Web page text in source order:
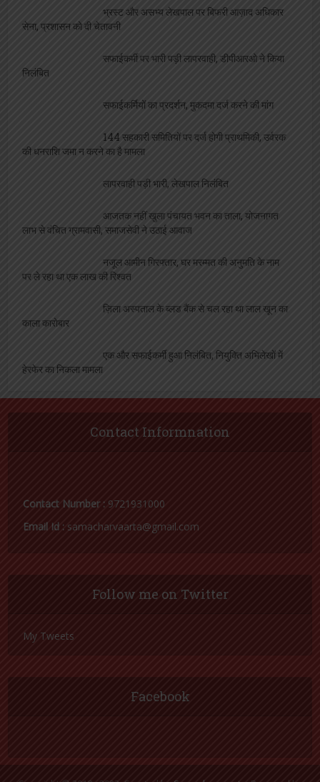
भ्रस्ट और असभ्य लेखपाल पर बिफरी आज़ाद अधिकार
सेना, प्रशासन को दी चेतावनी
सफाईकर्मी पर भारी पड़ी लापरवाही, डीपीआरओ ने किया
निलंबित
सफाईकर्मियों का प्रदर्शन, मुकदमा दर्ज करने की मांग
144 सहकारी समितियों पर दर्ज होगी प्राथमिकी, उर्वरक
की धनराशि जमा न करने का है मामला
लापरवाही पड़ी भारी, लेखपाल निलंबित
आजतक नहीं खुला पंचायत भवन का ताला, योजनागत
लाभ से वंचित ग्रामवासी, समाजसेवी ने उठाई आवाज
नजूल आमीन गिरफ्तार, घर मरम्मत की अनुमति के नाम
पर ले रहा था एक लाख की रिश्वत
ज़िला अस्पताल के ब्लड बैंक से चल रहा था लाल खून का
काला कारोबार
एक और सफाईकर्मी हुआ निलंबित, नियुक्ति अभिलेखों में
हेरफेर का निकला मामला
Contact Informnation
Contact Number : 9721931000
Email Id : samacharvaarta@gmail.com
Follow me on Twitter
My Tweets
Facebook